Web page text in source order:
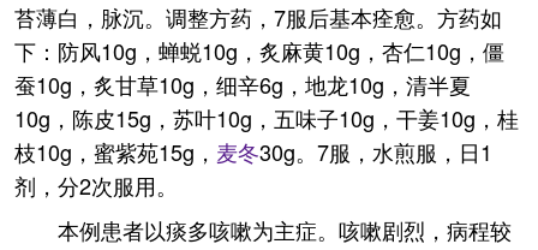
苔薄白，脉沉。调整方药，7服后基本痊愈。方药如
下：防风10g，蝉蜕10g，炙麻黄10g，杏仁10g，僵
蚕10g，炙甘草10g，细辛6g，地龙10g，清半夏
10g，陈皮15g，苏叶10g，五味子10g，干姜10g，桂
枝10g，蜜紫苑15g， 麦冬30g。7服，水煎服，日1
剂，分2次服用。
本例患者以痰多咳嗽为主症。咳嗽剧烈，病程较